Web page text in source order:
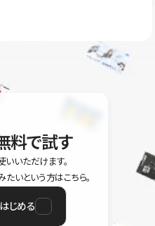
ミュニティもご利用ください。
料で試す
いただけます。
いという方はこちら。
じめる